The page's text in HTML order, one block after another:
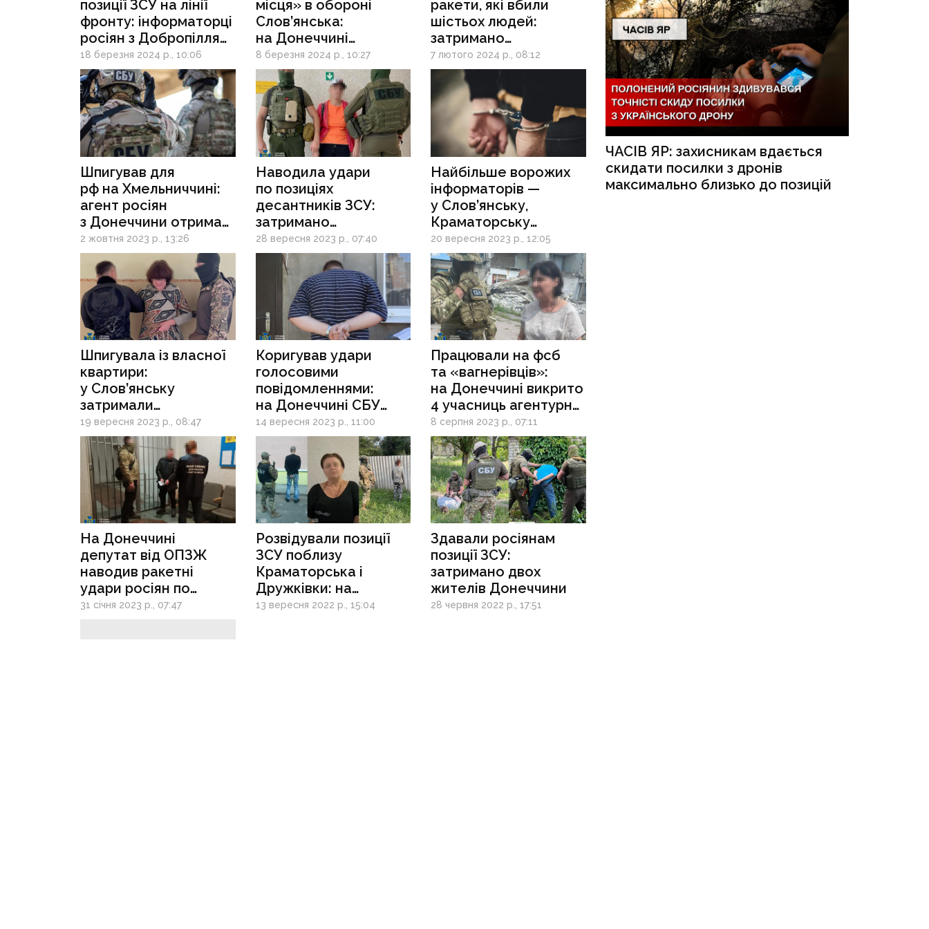
позиції ЗСУ на лінії
фронту: інформаторці
росіян з Добропілля
загрожує довічне
ув`язнення
18 березня 2024 р., 10:06
місця» в обороні
Слов’янська:
на Донеччині
затримано двох
інформаторів росіян
8 березня 2024 р., 10:27
ракети, які вбили
шістьох людей:
затримано
інформаторку росіян
з Покровська
7 лютого 2024 р., 08:12
Шпигував для
рф на Хмельниччині:
агент росіян
з Донеччини отримав
15 років тюрми
2 жовтня 2023 р., 13:26
Наводила удари
по позиціях
десантників ЗСУ:
затримано
колаборантку
з Костянтинівки
28 вересня 2023 р., 07:40
Найбільше ворожих
інформаторів —
у Слов’янську,
Краматорську
та Покровському
районі, — СБУ
20 вересня 2023 р., 12:05
Шпигувала із власної
квартири:
у Слов’янську
затримали
інформаторку рф, яка
«зливала» позиції ЗСУ
19 вересня 2023 р., 08:47
Коригував удари
голосовими
повідомленнями:
на Донеччині СБУ
затримала
інформатора рф
14 вересня 2023 р., 11:00
Працювали на фсб
та «вагнерівців»:
на Донеччині викрито
4 учасниць агентурної
мережі росіян
8 серпня 2023 р., 07:11
На Донеччині
депутат від ОПЗЖ
наводив ракетні
удари росіян по
містах
31 січня 2023 р., 07:47
Розвідували позиції
ЗСУ поблизу
Краматорська і
Дружківки: на
Донеччині
13 вересня 2022 р., 15:04
Здавали росіянам
позиції ЗСУ:
затримано двох
жителів Донеччини
28 червня 2022 р., 17:51
ЧАСІВ ЯР: захисникам вдається
скидати посилки з дронів
максимально близько до позицій